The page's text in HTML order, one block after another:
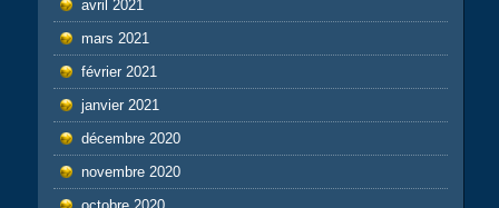
avril 2021
mars 2021
février 2021
janvier 2021
décembre 2020
novembre 2020